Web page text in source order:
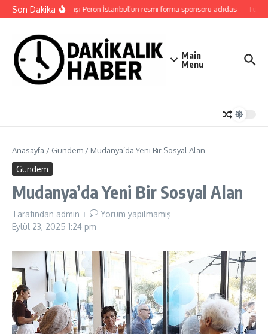
İçeriğe atla
Son DakikaEczacıbaşı Peron İstanbul’un resmi forma sponsoru adidas Türk
Main
Menu
Anasayfa / Gündem / Mudanya’da Yeni Bir Sosyal Alan
Gündem
Mudanya’da Yeni Bir Sosyal Alan
Tarafından admin
Yorum yapılmamış
Eylül 23, 2025 1:24 pm